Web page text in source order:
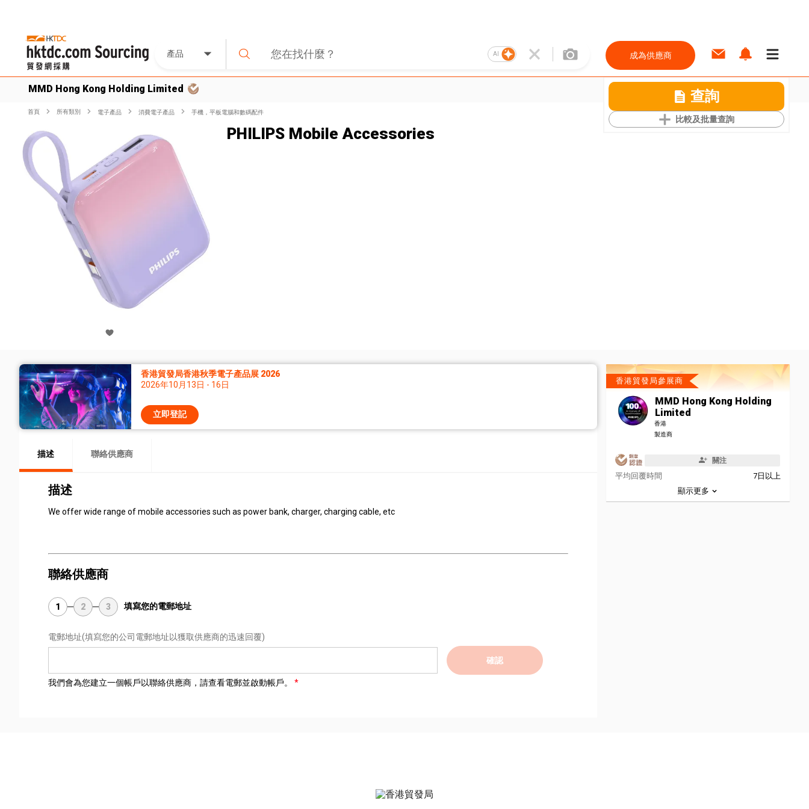
產品 AI 成為供應商
MMD Hong Kong Holding Limited 查詢
比較及批量查詢
首頁 所有類別 電子產品 消費電子產品 手機，平板電腦和數碼配件
PHILIPS Mobile Accessories
香港貿發局香港秋季電子產品展 2026
2026年10月13日 - 16日
立即登記
描述 聯絡供應商
描述
We offer wide range of mobile accessories such as power bank, charger, charging cable, etc
聯絡供應商
1 2 3 填寫您的電郵地址
電郵地址(填寫您的公司電郵地址以獲取供應商的迅速回覆)
確認
我們會為您建立一個帳戶以聯絡供應商，請查看電郵並啟動帳戶。
香港貿發局參展商
MMD Hong Kong Holding
Limited
香港
製造商
關注
平均回覆時間
7日以上
顯示更多